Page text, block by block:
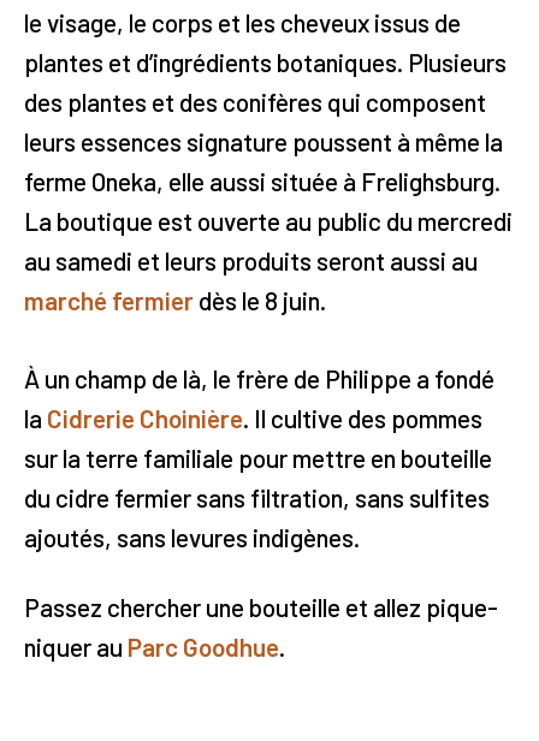
le visage, le corps et les cheveux issus de
plantes et d’ingrédients botaniques. Plusieurs
des plantes et des conifères qui composent
leurs essences signature poussent à même la
ferme Oneka, elle aussi située à Frelighsburg.
La boutique est ouverte au public du mercredi
au samedi et leurs produits seront aussi au
marché fermier dès le 8 juin.
À un champ de là, le frère de Philippe a fondé
la Cidrerie Choinière. Il cultive des pommes
sur la terre familiale pour mettre en bouteille
du cidre fermier sans filtration, sans sulfites
ajoutés, sans levures indigènes.
Passez chercher une bouteille et allez pique-
niquer au Parc Goodhue.